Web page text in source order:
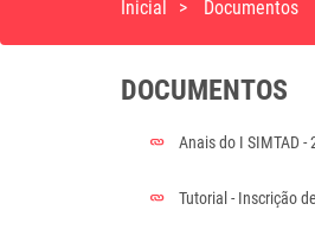
Inicial > Documentos
DOCUMENTOS
Anais do I SIMTAD -
Tutorial - Inscrição